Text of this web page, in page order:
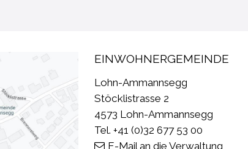
EINWOHNERGEMEINDE
Lohn-Ammannsegg
Stöcklistrasse 2
4573 Lohn-Ammannsegg
Tel. +41 (0)32 677 53 00
E-Mail an die Verwaltung